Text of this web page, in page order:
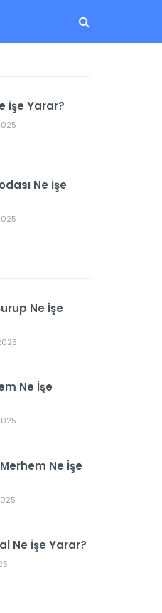
İşe Yarar?
Ne İşe
Ne İşe
Ne İşe
Ne İşe
Ne İşe Yarar?